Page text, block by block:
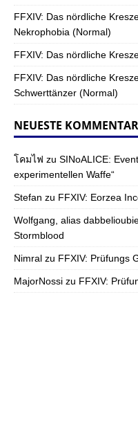
FFXIV: Das nördliche
Nekrophobia (Normal)
FFXIV: Das nördliche
FFXIV: Das nördliche
Schwerttänzer (Normal)
NEUESTE
โคมไฟ zu SINoALICE:
experimentellen Waffe“
Stefan zu FFXIV: Eorzea
Wolfgang, alias
Stormblood
Nimral zu FFXIV: Prüfungs
MajorNossi zu FFXIV: